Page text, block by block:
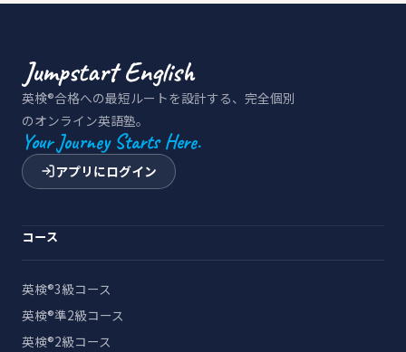
英検®合格への最短ルートを設計する、完全個別
のオンライン英語塾。
Your Journey Starts Here.
アプリにログイン
コース
英検®3級コース
英検®準2級コース
英検®2級コース